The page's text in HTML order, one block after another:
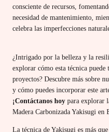
consciente de recursos,
necesidad de mantenimiento,
celebra las imperfecciones
¿Intrigado por la belleza y la
explorar cómo esta técnica puede
proyectos? Descubre más sobre
y cómo puedes incorporar este
¡Contáctanos hoy para explorar
Madera Carbonizada Yakisugi en
La técnica de Yakisugi es más